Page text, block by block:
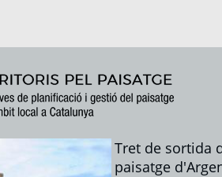
Tret de sortida
paisatge